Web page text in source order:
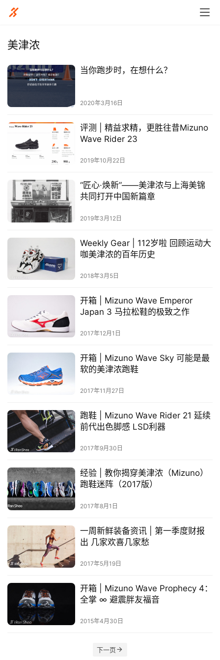
比
察
装
训
用
户
精
选
运
动
集
美津浓
当你跑步时，在想什么？
2020年3月16日
评测 | 精益求精，更胜往昔Mizuno
Wave Rider 23
2019年10月22日
“匠心·焕新”——美津浓与上海美锦
共同打开中国新篇章
2019年3月12日
Weekly Gear | 112岁啦 回顾运动大
咖美津浓的百年历史
2018年3月5日
开箱 | Mizuno Wave Emperor
Japan 3 马拉松鞋的极致之作
2017年12月1日
开箱 | Mizuno Wave Sky 可能是最
软的美津浓跑鞋
2017年11月27日
跑鞋 | Mizuno Wave Rider 21 延续
前代出色脚感 LSD利器
2017年9月30日
经验 | 教你揭穿美津浓（Mizuno）
跑鞋迷阵（2017版）
2017年8月1日
一周新鲜装备资讯 | 第一季度财报
出 几家欢喜几家愁
2017年5月19日
开箱 | Mizuno Wave Prophecy 4：
全掌 ∞ 避震胖友福音
2015年4月30日
下一页